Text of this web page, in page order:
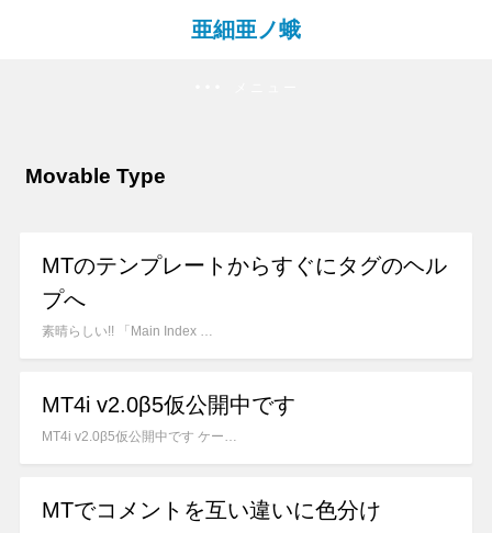
亜細亜ノ蛾
Movable Type
MTのテンプレートからすぐにタグのヘル
プへ
素晴らしい!! 「Main Index …
MT4i v2.0β5仮公開中です
MT4i v2.0β5仮公開中です ケー…
MTでコメントを互い違いに色分け